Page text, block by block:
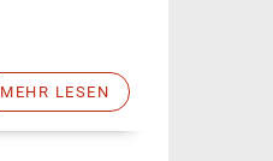
MEHR LESEN